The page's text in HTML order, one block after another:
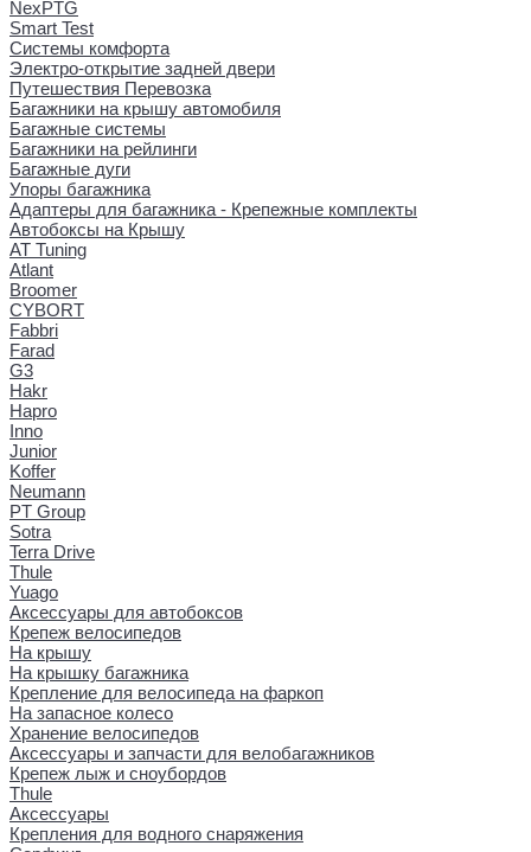
NexPTG
Smart Test
Системы комфорта
Электро-открытие задней двери
Путешествия Перевозка
Багажники на крышу автомобиля
Багажные системы
Багажники на рейлинги
Багажные дуги
Упоры багажника
Адаптеры для багажника - Крепежные комплекты
Автобоксы на Крышу
AT Tuning
Atlant
Broomer
CYBORT
Fabbri
Farad
G3
Hakr
Hapro
Inno
Junior
Koffer
Neumann
PT Group
Sotra
Terra Drive
Thule
Yuago
Аксессуары для автобоксов
Крепеж велосипедов
На крышу
На крышку багажника
Крепление для велосипеда на фаркоп
На запасное колесо
Хранение велосипедов
Аксессуары и запчасти для велобагажников
Крепеж лыж и сноубордов
Thule
Аксессуары
Крепления для водного снаряжения